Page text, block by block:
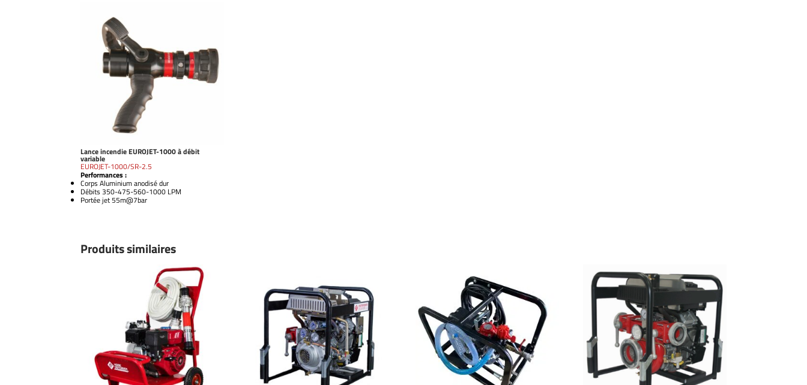
Lance incendie EUROJET-1000 à débit
variable
EUROJET-1000/SR-2.5
Performances :
Corps Aluminium anodisé dur
Débits 350-475-560-1000 LPM
Portée jet 55m@7bar
Produits similaires